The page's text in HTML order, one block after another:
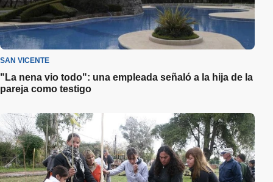
SAN VICENTE
"La nena vio todo": una empleada señaló a la hija de la
pareja como testigo